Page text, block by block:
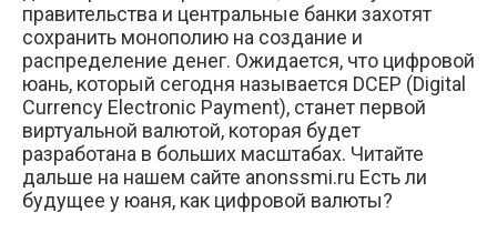
правительства и центральные банки захотят
сохранить монополию на создание и
распределение денег. Ожидается, что цифровой
юань, который сегодня называется DCEP (Digital
Currency Electronic Payment), станет первой
виртуальной валютой, которая будет
разработана в больших масштабах. Читайте
дальше на нашем сайте anonssmi.ru Есть ли
будущее у юаня, как цифровой валюты?